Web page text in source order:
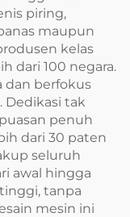
piring,
maupun
kelas
dari 100 negara.
dan berfokus
Dedikasi tak
penuh
dari 30 paten
seluruh
awal hingga
tanpa
mesin ini